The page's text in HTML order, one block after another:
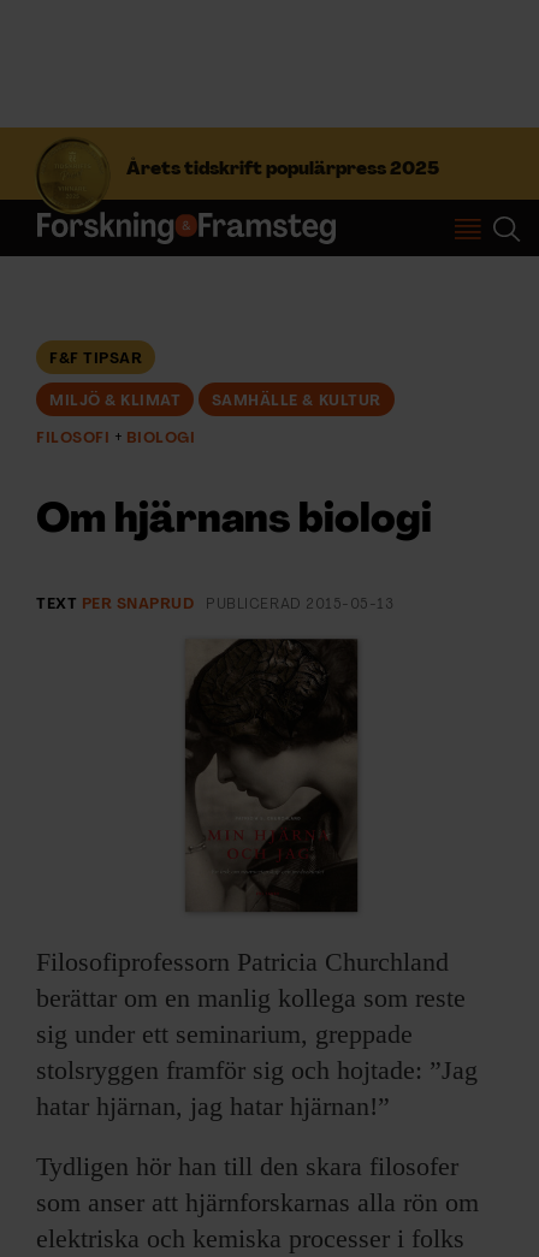
Årets tidskrift populärpress 2025
S
f
t
Prenumerera
NYHETSBREV
ARKIV & E-TIDNING
LYSSNA/PODD
EVENEMANG & RESOR
KONTAKTA F&F
ANNONSERA I F&F
OM F&F
F&F TIPSAR
MILJÖ & KLIMAT SAMHÄLLE & KULTUR
FILOSOFI BIOLOGI
Om hjärnans biologi
TEXT PER SNAPRUD PUBLICERAD 2015-05-13
Filosofiprofessorn Patricia Churchland
berättar om en manlig kollega som reste
sig under ett seminarium, greppade
stolsryggen framför sig och hojtade: ”Jag
hatar hjärnan, jag hatar hjärnan!”
Tydligen hör han till den skara filosofer
som anser att hjärnforskarnas alla rön om
elektriska och kemiska processer i folks